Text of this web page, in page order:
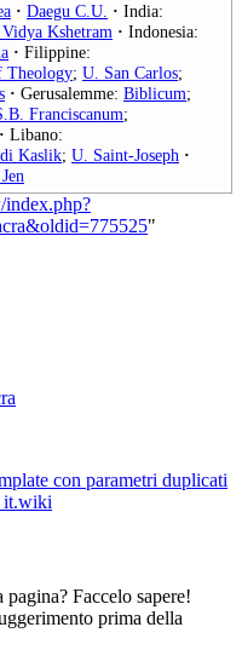
· Daegu C.U. · India:
Kshetram · Indonesia:
· Filippine:
Theology; U. San Carlos;
· Gerusalemme: Biblicum;
Franciscanum;
· Libano:
Kaslik; U. Saint-Joseph ·
index.php?
"
con parametri duplicati
it.wiki
Faccelo sapere!
prima della